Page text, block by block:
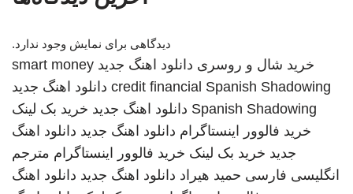
دیدگاهی برای نمایش وجود ندارد.
خرید شال و روسری دانلود اهنگ جدید smart money
credit financial Spanish Shadowing
دانلود اهنگ جدید
Spanish Shadowing دانلود اهنگ جدید خرید بک لینک
خرید فالوور اینستاگرام دانلود اهنگ جدید دانلود اهنگ
جدید خرید بک لینک خرید فالوور اینستاگرام مترجم
انگلیسی فارسی حمید هیراد دانلود اهنگ جدید دانلود اهنگ